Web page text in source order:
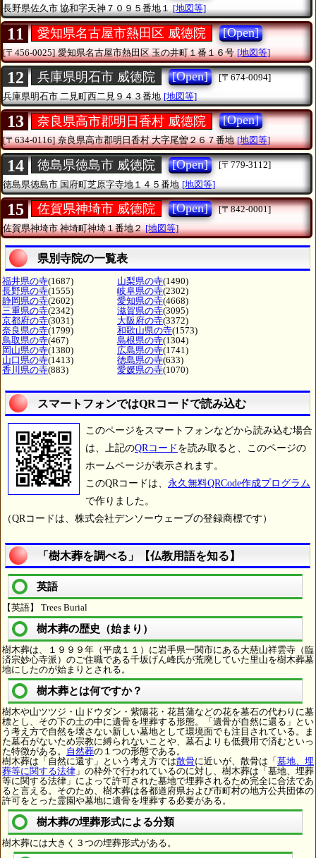
長野県佐久市協和字天神７０９５番地１ [地図等]
11 愛知県名古屋市熱田区 威徳院 [Open]
[〒456-0025] 愛知県名古屋市熱田区玉の井町１番１６号 [地図等]
12 兵庫県明石市 威徳院 [Open]
[〒674-0094]
兵庫県明石市 二見町西二見９４３番地 [地図等]
13 奈良県高市郡明日香村 威徳院 [Open]
[〒634-0116] 奈良県高市郡明日香村大字尾曽２６７番地 [地図等]
14 徳島県徳島市 威徳院 [Open]
[〒779-3112]
徳島県徳島市 国府町芝原字寺地１４５番地 [地図等]
15 佐賀県神埼市 威徳院 [Open]
[〒842-0001]
佐賀県神埼市神埼町神埼１番地２ [地図等]
県別寺院の一覧表
福井県の寺(1687) 山梨県の寺(1490)
長野県の寺(1555) 岐阜県の寺(2302)
静岡県の寺(2602) 愛知県の寺(4668)
三重県の寺(2342) 滋賀県の寺(3095)
京都府の寺(3031) 大阪府の寺(3372)
奈良県の寺(1799) 和歌山県の寺(1573)
鳥取県の寺(467) 島根県の寺(1304)
岡山県の寺(1380) 広島県の寺(1741)
山口県の寺(1413) 徳島県の寺(633)
香川県の寺(883) 愛媛県の寺(1070)
スマートフォンではQRコードで読み込む
このページをスマートフォンなどから読み込む場合
は、上記のQRコード を読み取ると、このページの
ホームページが表示されます。
このQRコードは、 永久無料QRCode作成プログラム
で作りました。
（QRコードは、株式会社デンソーウェーブの登録商標です）
「樹木葬を調べる」【仏教用語を知る】
英語
【英語】 Trees Burial
樹木葬の歴史（始まり）
樹木葬は、１９９９年（平成１１）に岩手県一関市にある大慈山祥雲寺（臨
済宗妙心寺派）のご住職である千坂げん峰氏が荒廃していた里山を樹木葬墓
地にしたのが始まりとされる。
樹木葬とは何ですか？
樹木や山ツツジ・山ドウダン・紫陽花・花菖蒲などの花を墓石の代わりに墓
標とし、その下の土の中に遺骨を埋葬する形態。「遺骨が自然に還る」とい
う考え方で自然を壊さない新しい墓地として環境面でも注目されている。ま
た墓石がないため宗教に縛られないことや、墓石よりも低費用で済むといっ
た特徴がある。 自然葬の１つの形態である。
樹木葬は「自然に還す」という考え方では散骨に近いが、散骨は「 墓地、埋
葬等に関する法律 」の枠外で行われているのに対し、樹木葬は「墓地、埋葬
等に関する法律」によって許可された墓地で埋葬されるため完全に合法であ
ると言える。そのため、樹木葬は各都道府県および市町村の地方公共団体の
許可をとった霊園や墓地に遺骨を埋葬する必要がある。
樹木葬の埋葬形式による分類
樹木葬には大きく３つの埋葬形式がある。